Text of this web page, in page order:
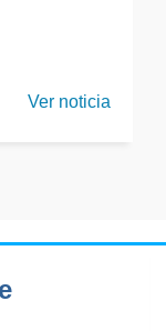
Ver noticia